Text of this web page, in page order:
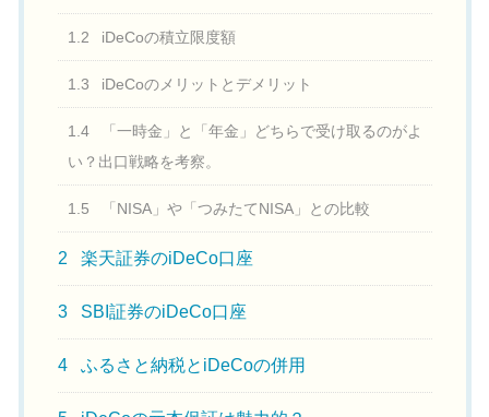
1.2 iDeCoの積立限度額
1.3 iDeCoのメリットとデメリット
1.4
「一時金」と「年金」どちらで受け取るのがよ
い？出口戦略を考察。
1.5 「NISA」や「つみたてNISA」との比較
2 楽天証券のiDeCo口座
3 SBI証券のiDeCo口座
4 ふるさと納税とiDeCoの併用